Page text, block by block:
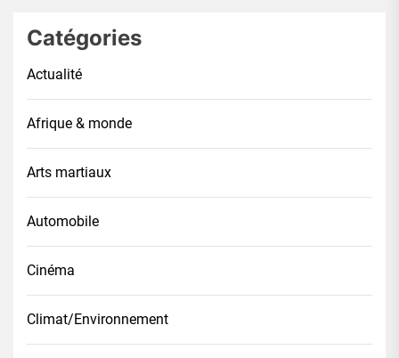
Catégories
Actualité
Afrique & monde
Arts martiaux
Automobile
Cinéma
Climat/Environnement